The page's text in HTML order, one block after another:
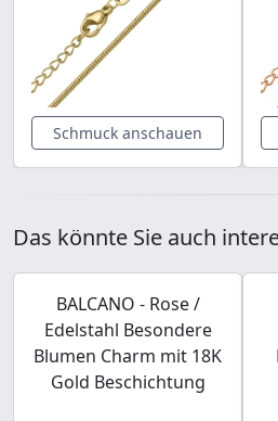
Schmuck anschauen
Das könnte Sie auch
BALCANO - Rose /
Edelstahl Besondere
Blumen Charm mit 18K
Gold Beschichtung